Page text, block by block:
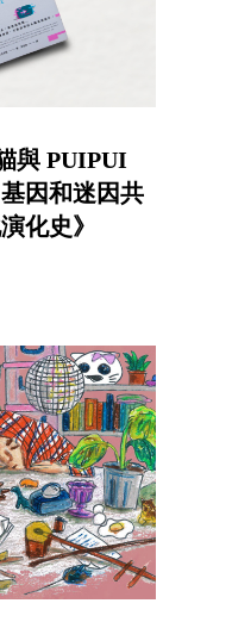
與 PUIPUI
因和迷因共
化史》